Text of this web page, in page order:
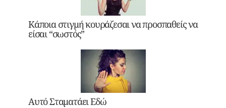
Κάποια στιγμή κουράζεσαι να προσπαθείς να
είσαι “σωστός”
Αυτό Σταματάει Εδώ